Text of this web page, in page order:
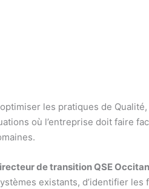
les pratiques de
où l’entreprise doit faire
de transition QSE
existants, d’identifier les